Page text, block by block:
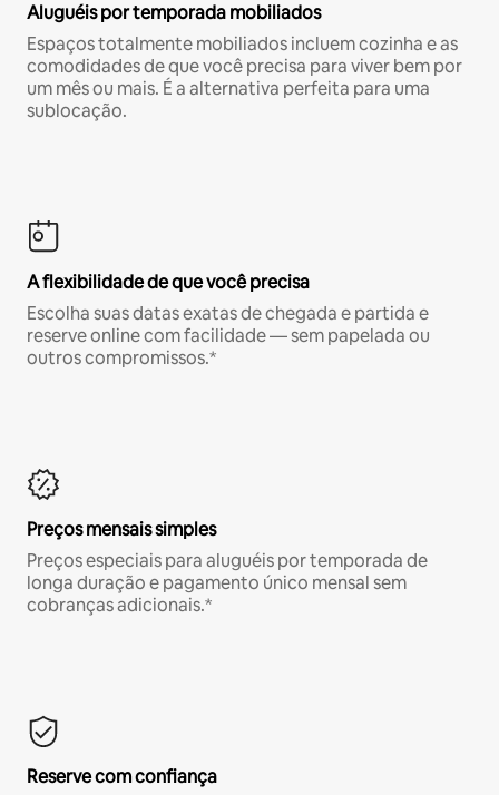
Aluguéis por temporada mobiliados
Espaços totalmente mobiliados incluem cozinha e as
comodidades de que você precisa para viver bem por
um mês ou mais. É a alternativa perfeita para uma
sublocação.
A flexibilidade de que você precisa
Escolha suas datas exatas de chegada e partida e
reserve online com facilidade — sem papelada ou
outros compromissos.*
Preços mensais simples
Preços especiais para aluguéis por temporada de
longa duração e pagamento único mensal sem
cobranças adicionais.*
Reserve com confiança